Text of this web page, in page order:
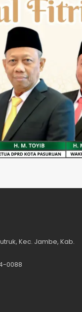
Kec. Jambe, Kab.
0088